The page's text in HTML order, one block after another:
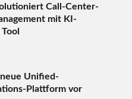
Call-Center-
mit KI-
Unified-
Plattform vor